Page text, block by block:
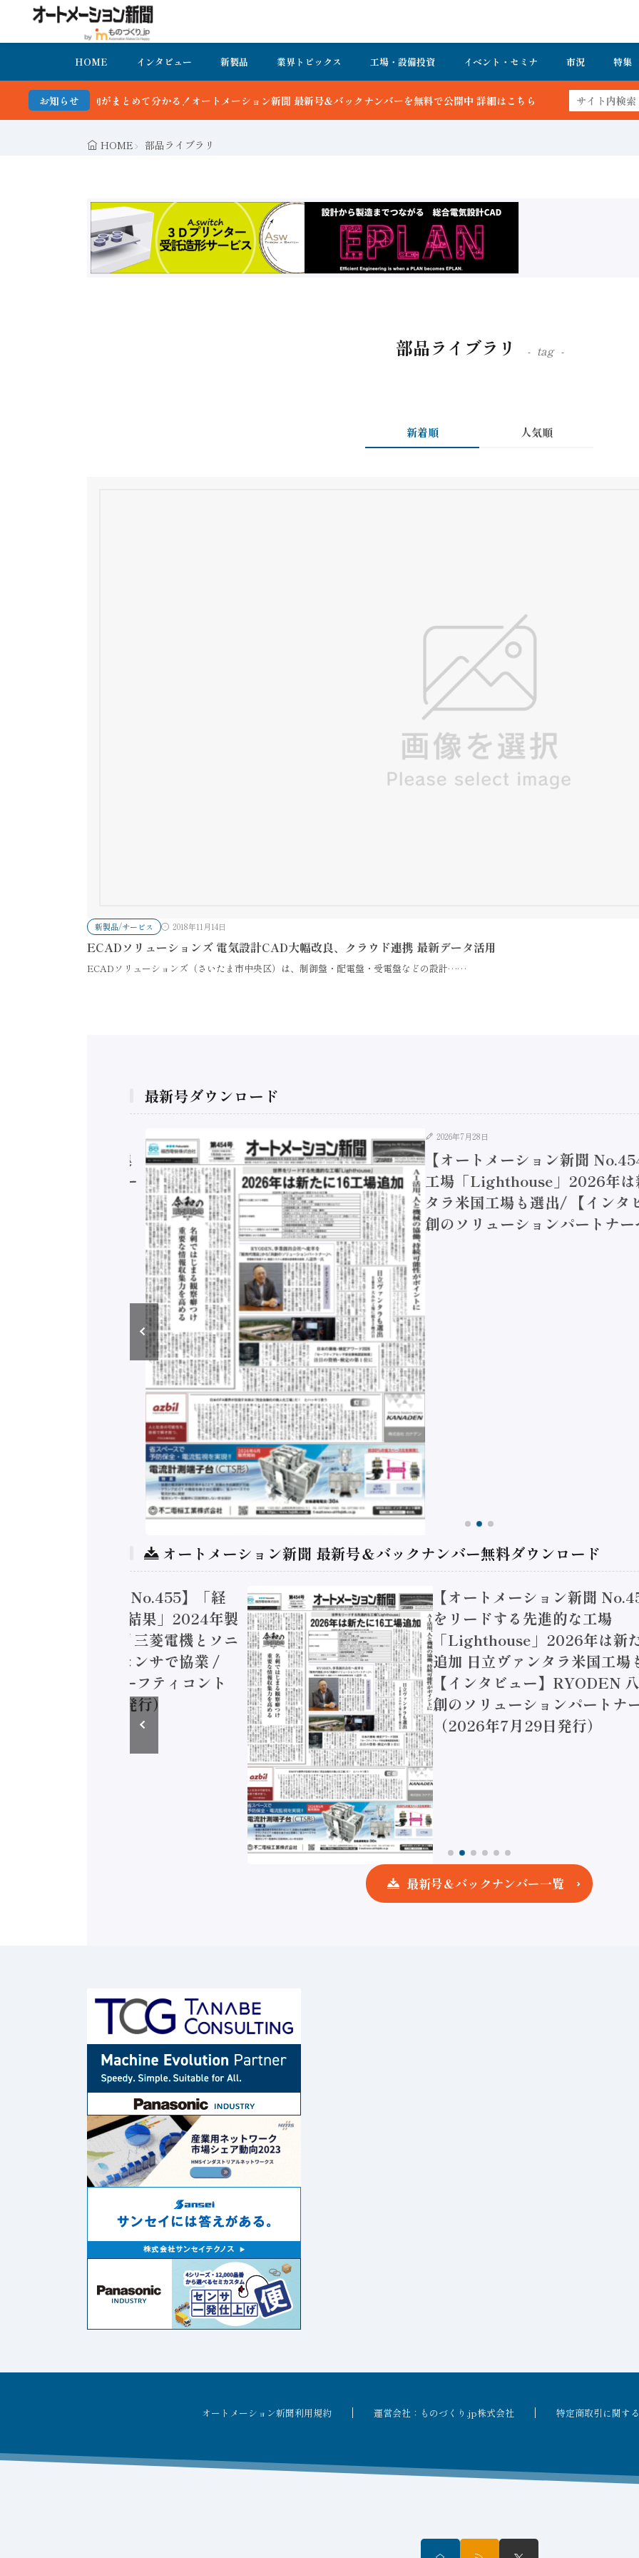
HOME インタビュー 新製品 業界トピックス 工場・設備投資 イベント・セミナ 市況 特集
お知らせ
向がまとめて分かる！オートメーション新聞 最新号＆バックナンバーを無料で公開中 詳細はこちら
HOME 部品ライブラリ
部品ライブラリ tag
新着順 人気順
新製品/サービス 2018年11月14日
ECADソリューションズ 電気設計CAD大幅改良、クラウド連携 最新データ活用
ECADソリューションズ（さいたま市中央区）は、制御盤・配電盤・受電盤などの設計……
最新号ダウンロード
2026年7月28日
【オートメーション新聞 No.454
工場「Lighthouse」2026年は新
タラ米国工場も選出/ 【インタビ
創のソリューションパートナー
オートメーション新聞 最新号＆バックナンバー無料ダウンロード
トメーション新聞 No.455】「経
実態調査二次集計結果」2024年製
加価値額86兆円 / 三菱電機とソニ
コン AIビジョンセンサで協業 /
安全に動かすセーフティコント
（2026年8月5日発行）
【オートメーション新聞
をリードする先進的な工場
「Lighthouse」2026年は新
追加 日立ヴァンタラ米国工場
【インタビュー】RYODEN
創のソリューションパートナ
（2026年7月29日発行）
最新号＆バックナンバー一覧
オートメーション新聞利用規約 運営会社：ものづくり.jp株式会社 特定商取引に関す